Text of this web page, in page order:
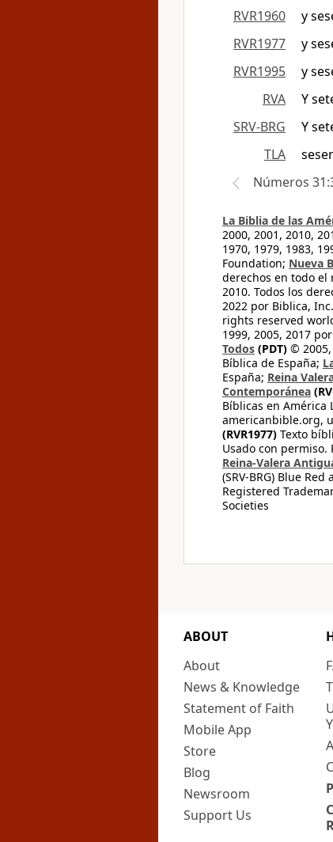
RVR1960
y
RVR1977
y
RVR1995
y
RVA
Y
SRV-BRG
Y
TLA
Números
La Biblia de las
2000, 2001, 2010,
1970, 1979, 1983,
Foundation; Nueva
derechos en todo el
2010. Todos los
2022 por Biblica,
rights reserved
1999, 2005, 2017
Todos (PDT) ©
Bíblica de España;
España; Reina
Contemporánea
Bíblicas en América
americanbible.org,
(RVR1977) Texto
Usado con permiso.
Reina-Valera
(SRV-BRG) Blue
Registered
Societies
ABOUT
About
News & Knowledge
Statement of Faith
Mobile App
Store
Blog
Newsroom
Support Us